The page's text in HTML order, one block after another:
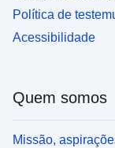
Política de
Acessibilidade
Quem somos
Missão,